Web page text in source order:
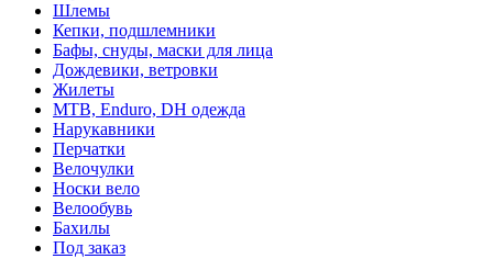
Шлемы
Кепки, подшлемники
Бафы, снуды, маски для лица
Дождевики, ветровки
Жилеты
MTB, Enduro, DH одежда
Нарукавники
Перчатки
Велочулки
Носки вело
Велообувь
Бахилы
Под заказ